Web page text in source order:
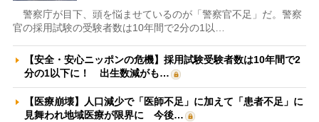
警察庁が目下、頭を悩ませているのが「警察官不足」だ。警察
官の採用試験の受験者数は10年間で2分の1以…
【安全・安心ニッポンの危機】採用試験受験者数は10年間で2
分の1以下に！ 出生数減がも…
【医療崩壊】人口減少で「医師不足」に加えて「患者不足」に
見舞われ地域医療が限界に 今後…